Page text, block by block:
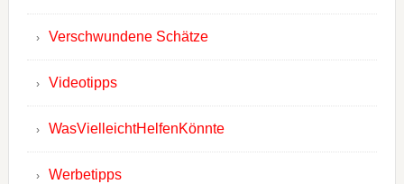
Verschwundene Schätze
Videotipps
WasVielleichtHelfenKönnte
Werbetipps